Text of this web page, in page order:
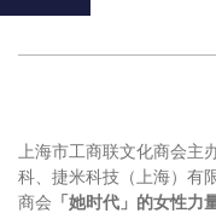
上海市工商联文化商会
科、捷米科技（上海）有
商会 「她时代」的女性力